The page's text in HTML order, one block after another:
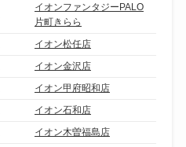
イオンファンタジーPALO
片町きらら
イオン松任店
イオン金沢店
イオン甲府昭和店
イオン石和店
イオン木曽福島店